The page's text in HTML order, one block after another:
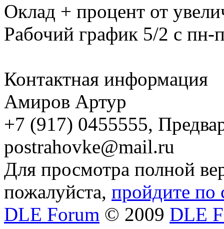
Оклад + процент от
Рабочий график 5/2 с пн-
Контактная информация
Амиров Артур
+7 (917) 0455555,
postrahovke@mail.ru
Для просмотра полной
пожалуйста, пройдите по
DLE Forum © 2009 DLE